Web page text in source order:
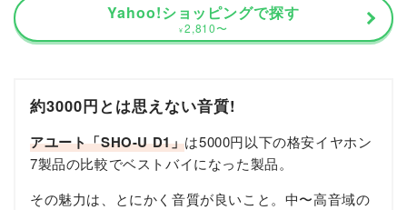
Yahoo!ショッピングで探す
¥ 2,810〜
約3000円とは思えない音質!
アユート「SHO-U D1」​は5000円以下の格安イヤホン
7製品の比較でベストバイになった製品。
その魅力は、とにかく音質が良いこと。中〜高音域の